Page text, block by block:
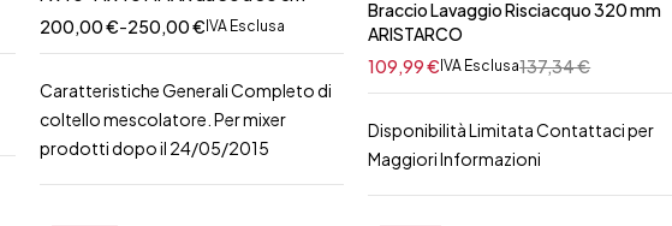
200,00€-250,00€ IVA Esclusa
Caratteristiche Generali Completo di
coltello mescolatore. Per mixer
prodotti dopo il 24/05/2015
Braccio Lavaggio Risciacquo 320 mm
ARISTARCO
137,34€
109,99€IVA Esclusa
Disponibilità Limitata Contattaci per
Maggiori Informazioni